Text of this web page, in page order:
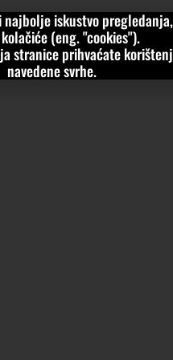
VIJESTI KOLUMNE
najbolje iskustvo
(eng. "cookies").
stranice prihvaćate
navedene svrhe.